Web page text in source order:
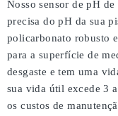
Nosso sensor de pH
precisa do pH da sua
policarbonato robusto
para a superfície de
desgaste e tem uma
sua vida útil excede 3
os custos de